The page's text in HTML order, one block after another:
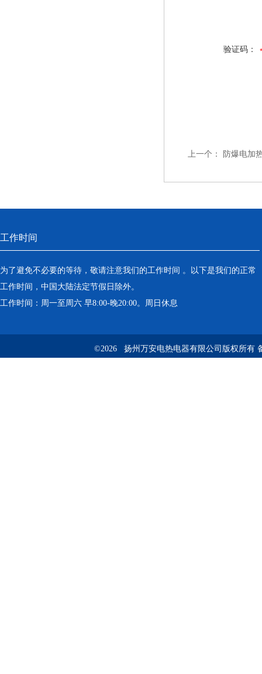
验证码：
上一个： 防爆电加
工作时间
为了避免不必要的等待，敬请注意我们的工作时间 。以下是我们的正常
工作时间，中国大陆法定节假日除外。
工作时间：周一至周六 早8:00-晚20:00。周日休息
©2026 扬州万安电热电器有限公司版权所有